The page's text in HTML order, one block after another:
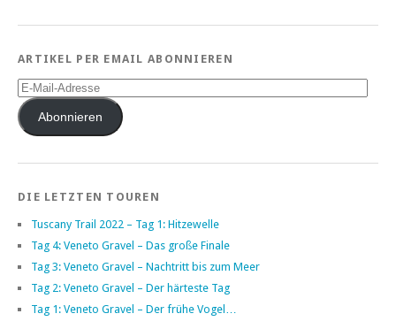
ARTIKEL PER EMAIL ABONNIEREN
E-
Mail-
AdresseAbonnieren
DIE LETZTEN TOUREN
Tuscany Trail 2022 – Tag 1: Hitzewelle
Tag 4: Veneto Gravel – Das große Finale
Tag 3: Veneto Gravel – Nachtritt bis zum Meer
Tag 2: Veneto Gravel – Der härteste Tag
Tag 1: Veneto Gravel – Der frühe Vogel…